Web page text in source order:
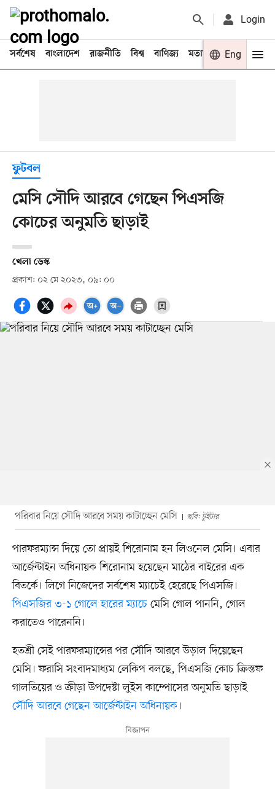
Login
সর্বশেষ বাংলাদেশ রাজনীতি বিশ্ব বাণিজ্য মতামত খেলা
Eng
ফুটবল
মেসি সৌদি আরবে গেছেন পিএসজি
কোচের অনুমতি ছাড়াই
খেলা ডেস্ক
প্রকাশ: ০২ মে ২০২৩, ০৯: ০০
পরিবার নিয়ে সৌদি আরবে সময় কাটাচ্ছেন মেসি ছবি: টুইটার
পারফরম্যান্স দিয়ে তো প্রায়ই শিরোনাম হন লিওনেল মেসি। এবার
আর্জেন্টাইন অধিনায়ক শিরোনাম হয়েছেন মাঠের বাইরের এক
বিতর্কে। লিগে নিজেদের সর্বশেষ ম্যাচেই হেরেছে পিএসজি।
পিএসজির ৩-১ গোলে হারের ম্যাচেমেসি গোল পাননি, গোল
করাতেও পারেননি।
হতশ্রী সেই পারফরম্যান্সের পর সৌদি আরবে উড়াল দিয়েছেন
মেসি। ফরাসি সংবাদমাধ্যম লেকিপ বলছে, পিএসজি কোচ ক্রিস্তফ
গালতিয়ের ও ক্রীড়া উপদেষ্টা লুইস কাম্পোসের অনুমতি ছাড়াই
সৌদি আরবে গেছেন আর্জেন্টাইন অধিনায়ক।